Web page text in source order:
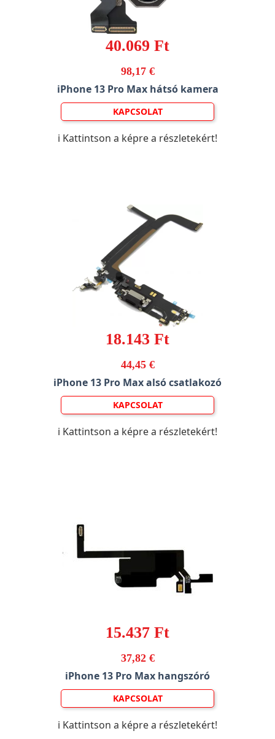
40.069 Ft
98,17 €
iPhone 13 Pro Max hátsó kamera
KAPCSOLAT
ℹ️ Kattintson a képre a részletekért!
18.143 Ft
44,45 €
iPhone 13 Pro Max alsó csatlakozó
KAPCSOLAT
ℹ️ Kattintson a képre a részletekért!
15.437 Ft
37,82 €
iPhone 13 Pro Max hangszóró
KAPCSOLAT
ℹ️ Kattintson a képre a részletekért!